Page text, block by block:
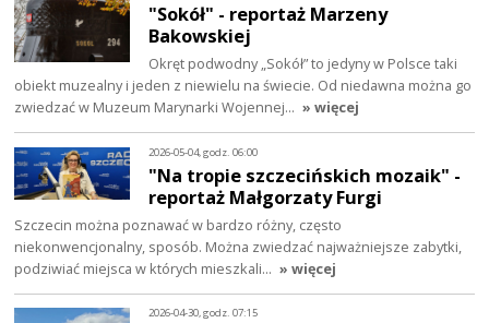
"Sokół" - reportaż Marzeny
Bakowskiej
Okręt podwodny „Sokół” to jedyny w Polsce taki
obiekt muzealny i jeden z niewielu na świecie. Od niedawna można go
zwiedzać w Muzeum Marynarki Wojennej… » więcej
2026-05-04, godz. 06:00
"Na tropie szczecińskich mozaik" -
reportaż Małgorzaty Furgi
Szczecin można poznawać w bardzo różny, często
niekonwencjonalny, sposób. Można zwiedzać najważniejsze zabytki,
podziwiać miejsca w których mieszkali… » więcej
2026-04-30, godz. 07:15